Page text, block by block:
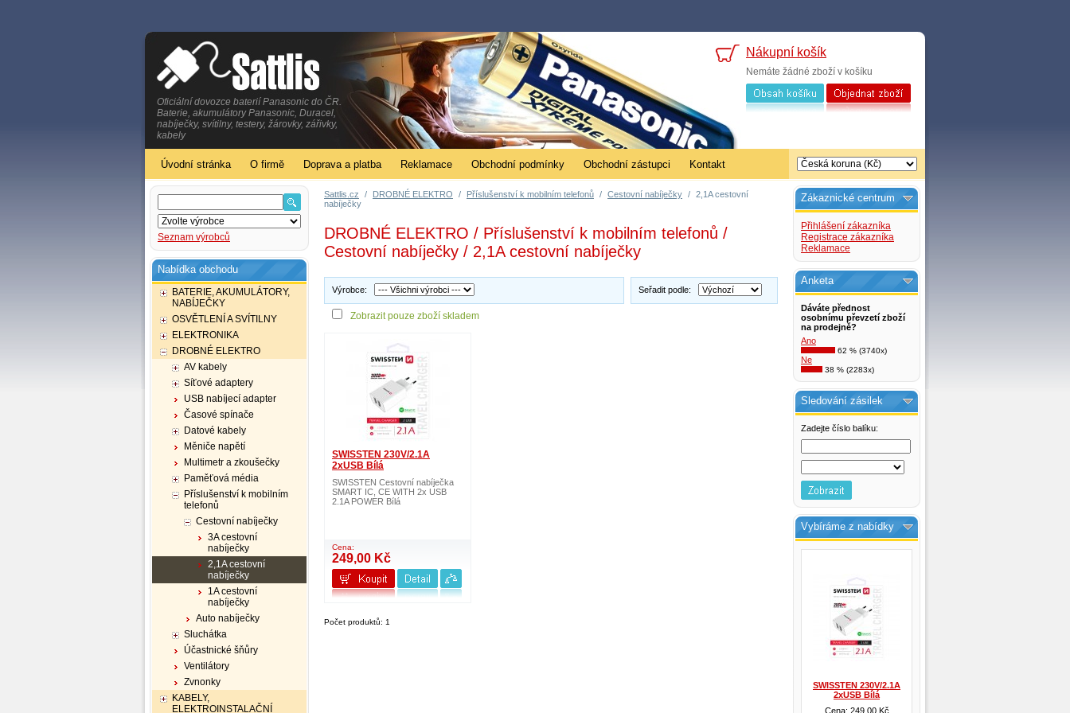
Oficiální dovozce baterií Panasonic do ČR.
Baterie, akumulátory Panasonic, Duracel,
nabíječky, svítilny, testery, žárovky, zářivky,
kabely
Nákupní košík
Nemáte žádné zboží v košíku
Úvodní stránka O firmě Doprava a platba Reklamace Obchodní podmínky Obchodní zástupci Kontakt
Seznam výrobců
Nabídka obchodu
BATERIE, AKUMULÁTORY,
NABÍJEČKY
OSVĚTLENÍ A SVÍTILNY
ELEKTRONIKA
DROBNÉ ELEKTRO
AV kabely
Síťové adaptery
USB nabíjecí adapter
Časové spínače
Datové kabely
Měniče napětí
Multimetr a zkoušečky
Paměťová média
Příslušenství k mobilním
telefonů
Cestovní nabíječky
3A cestovní
nabíječky
2,1A cestovní
nabíječky
1A cestovní
nabíječky
Auto nabíječky
Sluchátka
Účastnické šňůry
Ventilátory
Zvnonky
KABELY,
ELEKTROINSTALAČNÍ
Sattlis.cz / DROBNÉ ELEKTRO / Příslušenství k mobilním telefonů / Cestovní nabíječky / 2,1A cestovní
nabíječky
DROBNÉ ELEKTRO / Příslušenství k mobilním telefonů /
Cestovní nabíječky / 2,1A cestovní nabíječky
Výrobce: Seřadit podle:
Zobrazit pouze zboží skladem
SWISSTEN 230V/2.1A
2xUSB Bílá
SWISSTEN Cestovní nabíječka
SMART IC, CE WITH 2x USB
2.1A POWER Bílá
Cena:
249,00 Kč
Počet produktů: 1
Zákaznické centrum
Přihlášení zákazníka
Registrace zákazníka
Reklamace
Anketa
Dáváte přednost
osobnímu převzetí zboží
na prodejně?
Ano
62 % (3740x)
Ne
38 % (2283x)
Sledování zásilek
Zadejte číslo balíku:
Vybíráme z nabídky
SWISSTEN 230V/2.1A
2xUSB Bílá
Cena: 249,00 Kč